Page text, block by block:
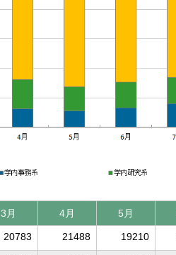
3月 4月 5月
20783 21488 19210